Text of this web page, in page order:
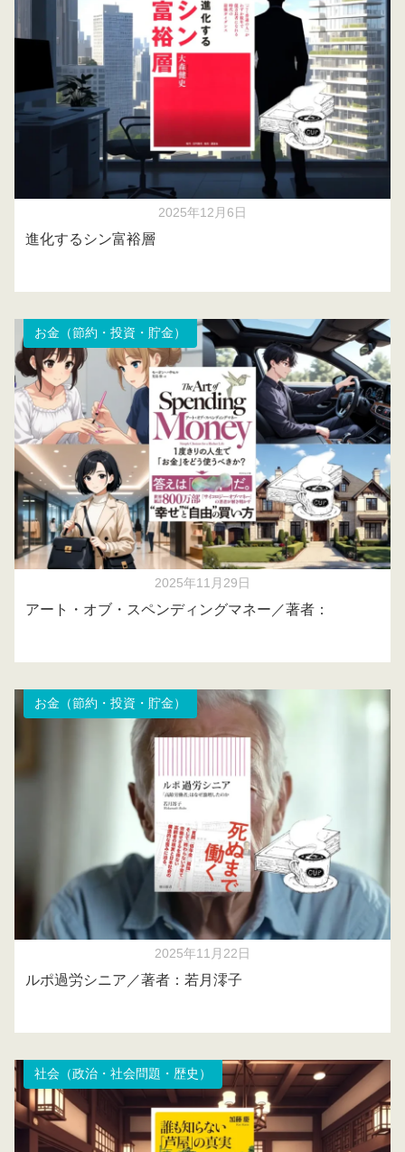
2025年12月6日
進化するシン富裕層
お金（節約・投資・貯金）
2025年11月29日
アート・オブ・スペンディングマネー／著者：
お金（節約・投資・貯金）
2025年11月22日
ルポ過労シニア／著者：若月澪子
社会（政治・社会問題・歴史）